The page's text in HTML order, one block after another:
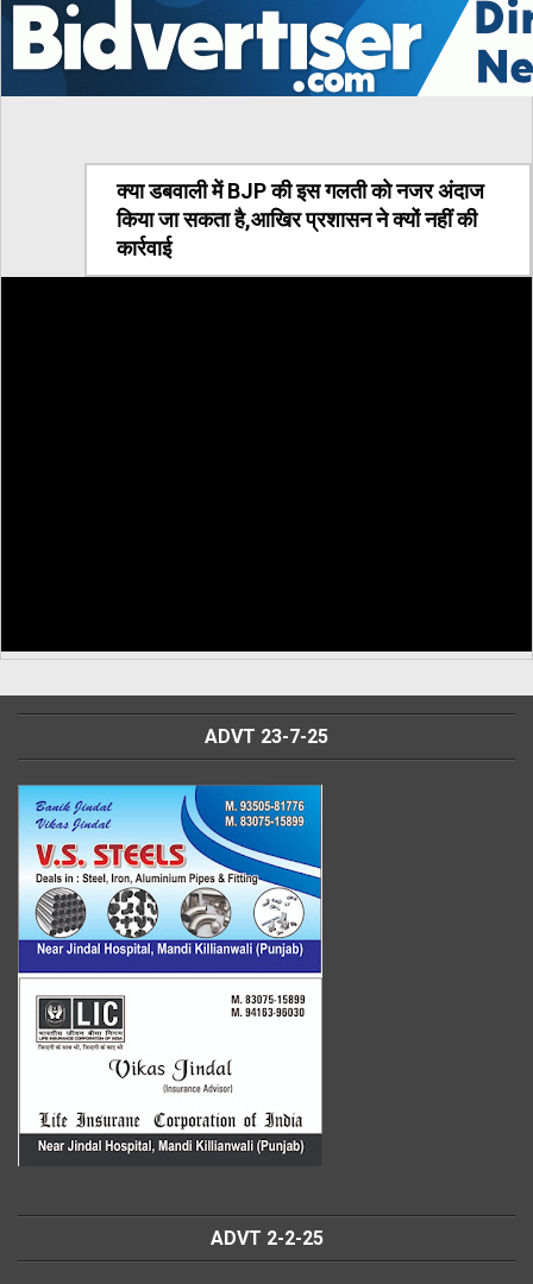
क्या डबवाली में BJP की इस गलती को नजर अंदाज
किया जा सकता है,आखिर प्रशासन ने क्यों नहीं की
कार्रवाई
ADVT 23-7-25
ADVT 2-2-25